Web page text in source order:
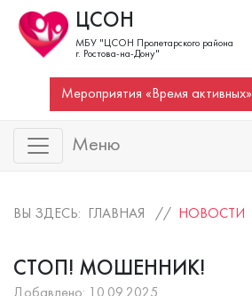
ЦСОН
МБУ "ЦСОН Пролетарского района
г. Ростова-на-Дону"
Мероприятия «Время активных»
Меню
ВЫ ЗДЕСЬ: ГЛАВНАЯ // НОВОСТИ
СТОП! МОШЕННИК!
Добавлено: 10.09.2025